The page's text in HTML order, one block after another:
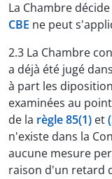
La Chambre
CBE ne peut
2.3 La Chambre
a déjà été jugé
à part les
examinées au
de la règle 85(1) et
n'existe dans la
aucune mesure
raison d'un retard